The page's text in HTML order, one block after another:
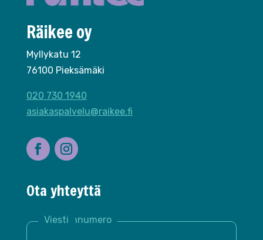
Räikee oy
Myllykatu 12
76100 Pieksämäki
020 730 1940
asiakaspalvelu@raikee.fi
Ota yhteyttä
Nimi *
Sähköposti *
Puhelinnumero
Yritys
Viesti